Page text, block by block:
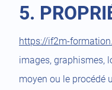
5.
https://if2m-
images, graphismes,
moyen ou le procédé